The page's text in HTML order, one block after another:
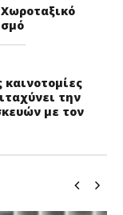
καινοτομίες
την
με τον